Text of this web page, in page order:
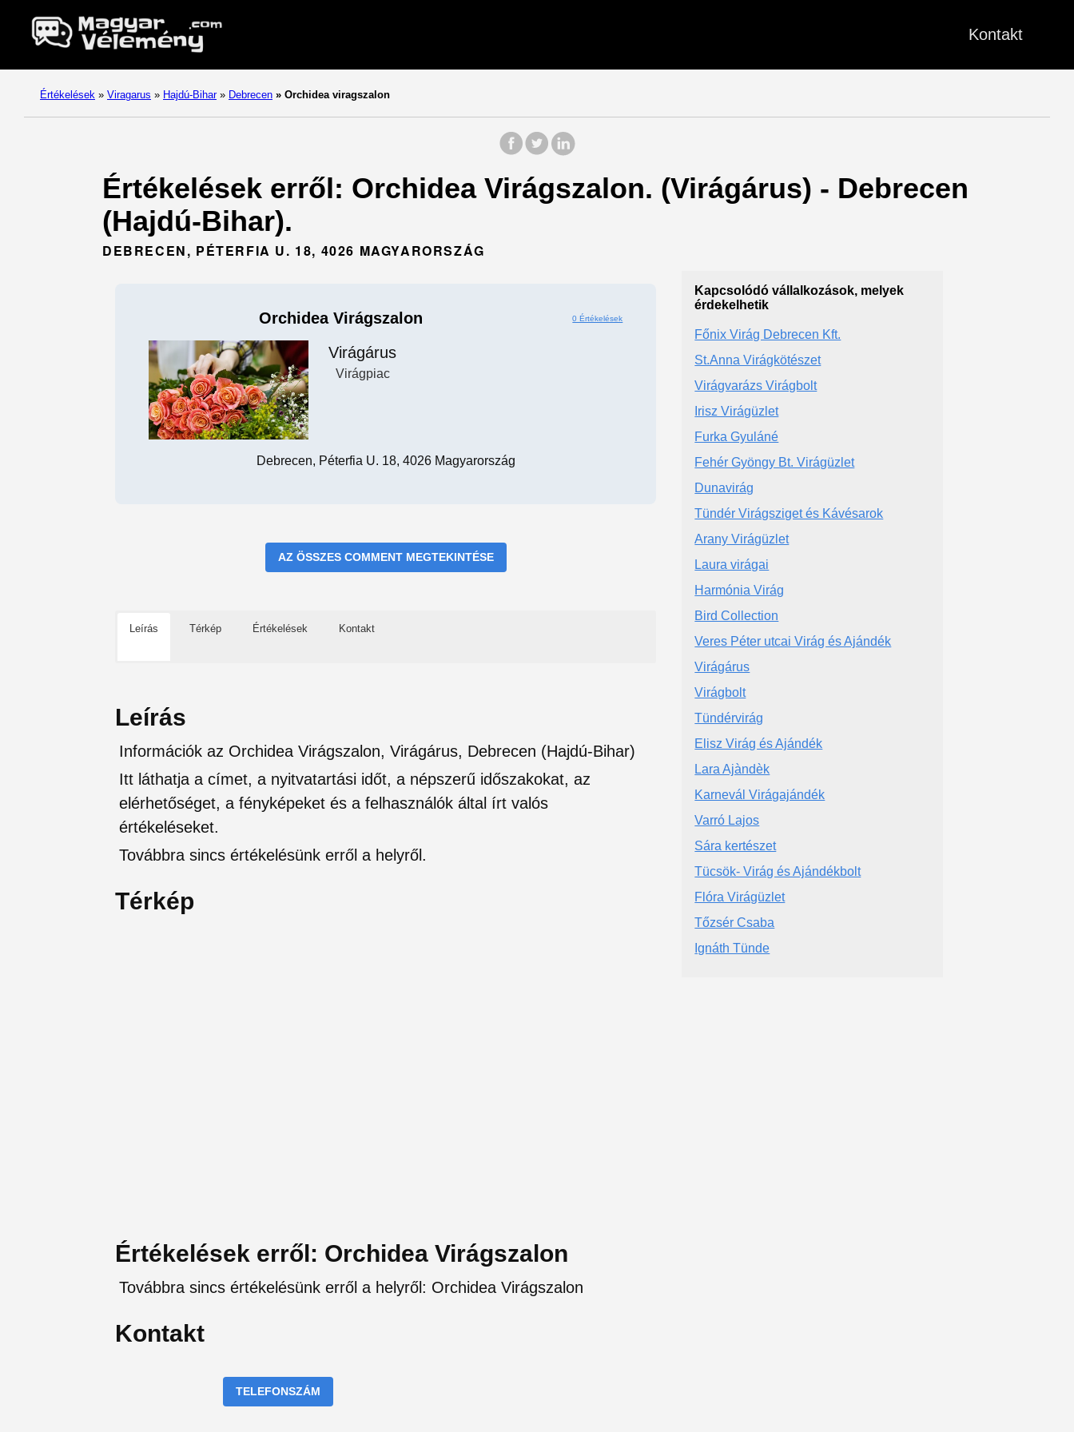
Kontakt
Értékelések » Viragarus » Hajdú-Bihar » Debrecen » Orchidea viragszalon
Értékelések erről: Orchidea Virágszalon. (Virágárus) - Debrecen
(Hajdú-Bihar).
DEBRECEN, PÉTERFIA U. 18, 4026 MAGYARORSZÁG
Orchidea Virágszalon 0 Értékelések
Virágárus
Virágpiac
Debrecen, Péterfia U. 18, 4026 Magyarország
AZ ÖSSZES COMMENT MEGTEKINTÉSE
Leírás Térkép Értékelések Kontakt
Leírás
Információk az Orchidea Virágszalon, Virágárus, Debrecen (Hajdú-Bihar)
Itt láthatja a címet, a nyitvatartási időt, a népszerű időszakokat, az
elérhetőséget, a fényképeket és a felhasználók által írt valós
értékeléseket.
Továbbra sincs értékelésünk erről a helyről.
Térkép
Értékelések erről: Orchidea Virágszalon
Továbbra sincs értékelésünk erről a helyről: Orchidea Virágszalon
Kontakt
TELEFONSZÁM
Kapcsolódó vállalkozások, melyek
érdekelhetik
Főnix Virág Debrecen Kft.
St.Anna Virágkötészet
Virágvarázs Virágbolt
Irisz Virágüzlet
Furka Gyuláné
Fehér Gyöngy Bt. Virágüzlet
Dunavirág
Tündér Virágsziget és Kávésarok
Arany Virágüzlet
Laura virágai
Harmónia Virág
Bird Collection
Veres Péter utcai Virág és Ajándék
Virágárus
Virágbolt
Tündérvirág
Elisz Virág és Ajándék
Lara Ajàndèk
Karnevál Virágajándék
Varró Lajos
Sára kertészet
Tücsök- Virág és Ajándékbolt
Flóra Virágüzlet
Tőzsér Csaba
Ignáth Tünde